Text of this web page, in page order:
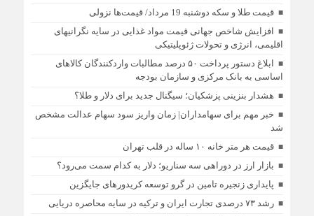
قیمت طلا و سکه دوشنبه 19 مرداد/ قیمت‌ها نزولی
افزایش شاخص جهانی قیمت مواد غذایی در سایه نگرانیهای
اقلیمی، انرژی و تحولات ژئوپلیتیکی
ابلاغ دستور پرداخت ۵۰ درصد مطالبات واردکنندگان کالاهای
اساسی به بانک مرکزی و سازمان بودجه
هشدار بنزینی پزشکیان؛ سیگنال جدید برای دلار و طلا؟
خبر مهم برای سهامداران| زمان واریز سود سهام عدالت مشخص
شد
قیمت هر متر خانه ۱۰ ساله در قلب تهران
بازار ارز در دوراهی سه سناریو؛ دلار به کدام سمت می‌رود؟
پایداری زنجیره تامین در گرو توسعه کریدورهای جایگزین
رشد ۷۳ درصدی تجارت ایران و ترکیه در سایه محاصره دریایی